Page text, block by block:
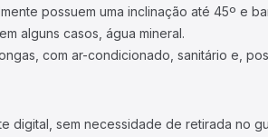
possuem uma inclinação até 45º e
alguns casos, água mineral.
com ar-condicionado, sanitário e,
digital, sem necessidade de retirada no